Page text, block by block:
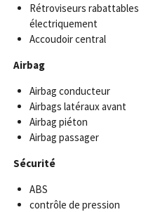
Rétroviseurs rabattables
électriquement
Accoudoir central
Airbag
Airbag conducteur
Airbags latéraux avant
Airbag piéton
Airbag passager
Sécurité
ABS
contrôle de pression